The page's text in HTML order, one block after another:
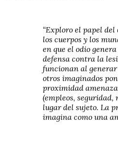
“Exploro el papel
los cuerpos y los
en que el odio
defensa contra la
funcionan al
otros imaginados
proximidad
(empleos,
lugar del sujeto. La
imagina como una